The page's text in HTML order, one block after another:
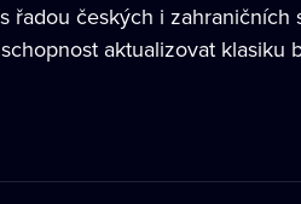
řadou českých i
aktualizovat klasiku